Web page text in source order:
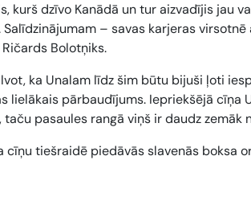
kurš dzīvo Kanādā un tur aizvadījis jau
Salīdzinājumam – savas karjeras
Bolotņiks.
ka Unalam līdz šim būtu bijuši ļoti
lielākais pārbaudījums. Iepriekšējā
pasaules rangā viņš ir daudz zemāk
cīņu tiešraidē piedāvās slavenās boksa